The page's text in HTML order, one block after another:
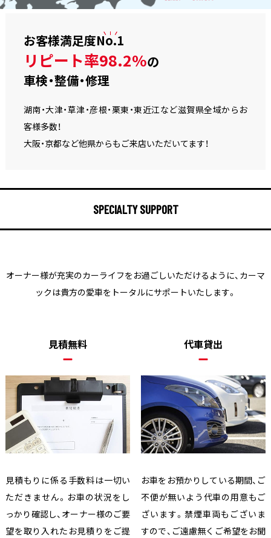
お客様満足度No.1
リピート率98.2%の
車検・整備・修理
湖南・大津・草津・彦根・栗東・東近江など滋賀県全域からお
客様多数！
大阪・京都など他県からもご来店いただいてます！
SPECIALTY SUPPORT
オーナー様が充実のカーライフをお過ごしいただけるように、 カーマ
ックは貴方の愛車をトータルにサポートいたします。
見積無料
見積もりに係る手数料は一切い
ただきません。お車の状況をし
っかり確認し、オーナー様のご要
望を取り入れたお見積りをご提
代車貸出
お車をお預かりしている期間、ご
不便が無いよう代車の用意もご
ざいます。禁煙車両もございま
すので、ご遠慮無くご希望をお聞